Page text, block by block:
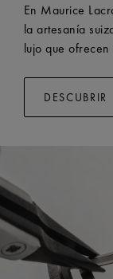
En Maurice
la artesanía
lujo que
DESCUBRIR